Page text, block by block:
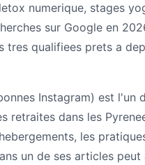
numerique, stages
sur Google en
tres qualifiees prets a
Instagram) est l'un
retraites dans les
les
un de ses articles